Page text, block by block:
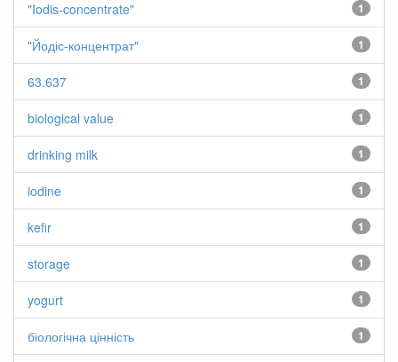
1
"Iodis-concentrate"
1
"Йодіс-концентрат"
1
63.637
1
biological value
1
drinking milk
1
iodine
1
kefir
1
storage
1
yogurt
1
біологічна цінність